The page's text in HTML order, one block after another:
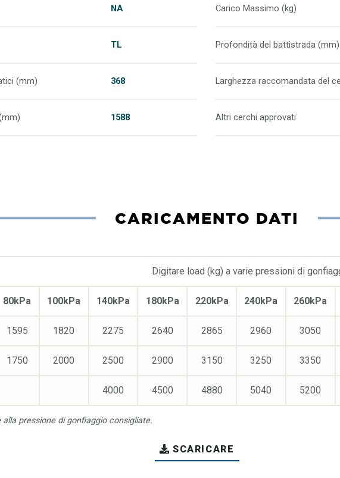
NA
TL
(mm) 368
1588
Carico Massimo (kg)
Profondità del battistrada (mm)
Larghezza raccomandata del
Altri cerchi approvati
CARICAMENTO DATI
Digitare load (kg) a varie pressioni di
80kPa
1595
1750
100kPa
1820
2000
140kPa
2275
2500
4000
180kPa
2640
2900
4500
220kPa
2865
3150
4880
240kPa
2960
3250
5040
260kPa
3050
3350
5200
pressione di gonfiaggio consigliate.
SCARICARE